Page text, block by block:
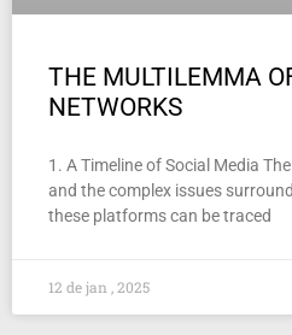
THE MULTILEMMA
NETWORKS
1. A Timeline of Social Media
and the complex issues
these platforms can be traced
12 de jan , 2025